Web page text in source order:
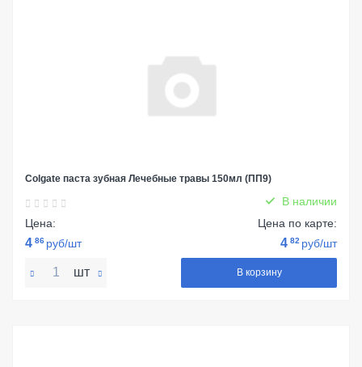
Colgate паста зубная Лечебные травы 150мл (ПП9)
В наличии
Цена:
4 86 руб/шт
Цена по карте:
4 82 руб/шт
шт В корзину